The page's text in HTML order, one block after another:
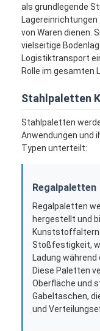
als grundlegende
von Waren dienen.
vielseitige
Logistiktransport
Rolle im gesamten
Stahlpaletten
Stahlpaletten
Anwendungen und
Typen unterteilt:
Regalpaletten
Regalpaletten
hergestellt und
Stoßfestigkeit,
Ladung
Diese Paletten
Oberfläche und
Gabeltaschen,
und